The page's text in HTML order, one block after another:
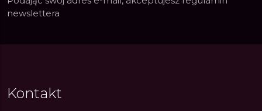
newslettera
Kontakt